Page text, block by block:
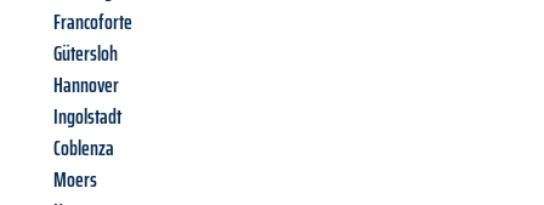
Francoforte
Gütersloh
Hannover
Ingolstadt
Coblenza
Moers